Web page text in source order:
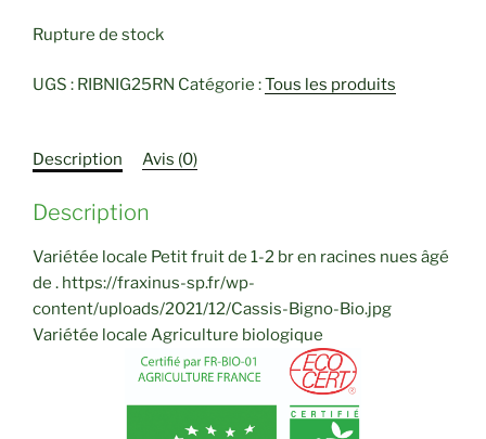
Rupture de stock
UGS : RIBNIG25RN Catégorie :Tous les produits
Description Avis (0)
Description
Variétée locale Petit fruit de 1-2 br en racines nues âgé
de . https://fraxinus-sp.fr/wp-
content/uploads/2021/12/Cassis-Bigno-Bio.jpg
Variétée locale Agriculture biologique